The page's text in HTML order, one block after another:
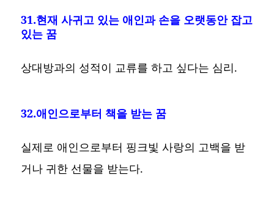
31.현재 사귀고 있는 애인과 손을 오랫동안 잡고
있는 꿈
상대방과의 성적이 교류를 하고 싶다는 심리.
32.애인으로부터 책을 받는 꿈
실제로 애인으로부터 핑크빛 사랑의 고백을 받
거나 귀한 선물을 받는다.